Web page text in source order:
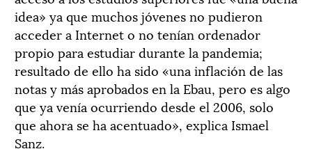
idea» ya que muchos jóvenes no pudieron
acceder a Internet o no tenían ordenador
propio para estudiar durante la pandemia;
resultado de ello ha sido «una inflación de las
notas y más aprobados en la Ebau, pero es algo
que ya venía ocurriendo desde el 2006, solo
que ahora se ha acentuado», explica Ismael
Sanz.